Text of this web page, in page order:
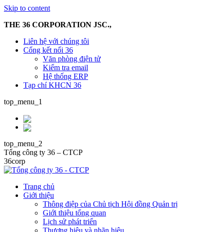
Skip to content
THE 36 CORPORATION JSC.,
Liên hệ với chúng tôi
Cổng kết nối 36
Văn phòng điện tử
Kiểm tra email
Hệ thống ERP
Tạp chí KHCN 36
top_menu_1
top_menu_2
Tổng công ty 36 – CTCP
36corp
Trang chủ
Giới thiệu
Thông điệp của Chủ tịch Hội đồng Quản trị
Giới thiệu tổng quan
Lịch sử phát triển
Thương hiệu và nhãn hiệu